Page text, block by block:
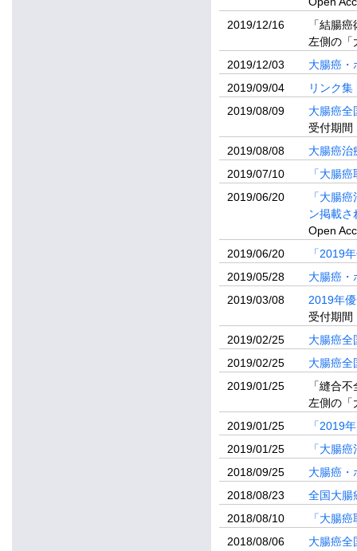
2019/12/16
「結腸
左側の「
2019/12/03
大腸癌・
2019/09/04
リンク
2019/08/09
大腸癌全
受付期間
2019/08/08
大腸癌治
2019/07/10
「大腸
2019/06/20
「大腸
ン掲載さ
Open
2019/06/20
「2019
2019/05/28
大腸癌・
2019/03/08
2019年
受付期間
2019/02/25
大腸癌全
2019/02/25
大腸癌全
2019/01/25
「縫合
左側の「
2019/01/25
「2019
2019/01/25
「大腸
2018/09/25
大腸癌・
2018/08/23
全国大腸
2018/08/10
「大腸
2018/08/06
大腸癌全